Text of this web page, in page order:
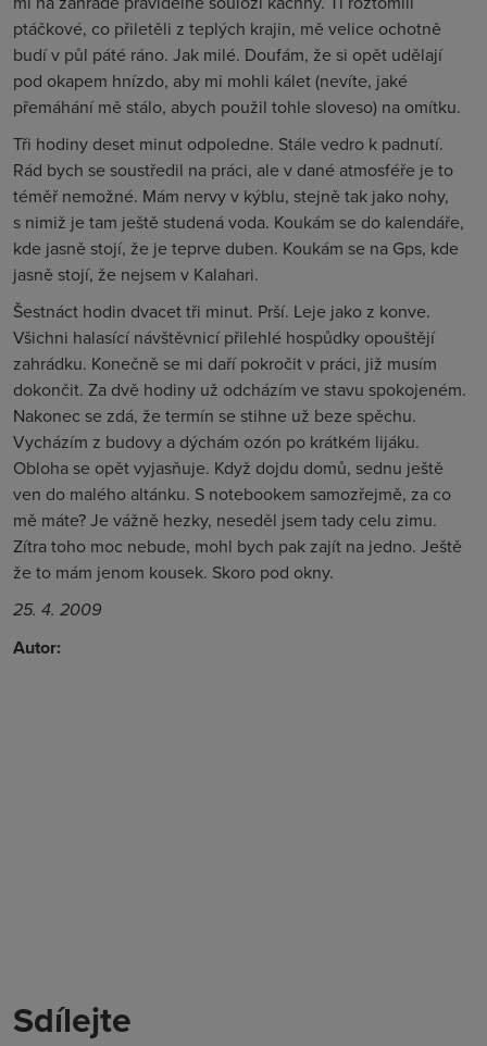
ptáčkové, co přiletěli z teplých krajin, mě velice ochotně
budí v půl páté ráno. Jak milé. Doufám, že si opět udělají
pod okapem hnízdo, aby mi mohli kálet (nevíte, jaké
přemáhání mě stálo, abych použil tohle sloveso) na omítku.
Tři hodiny deset minut odpoledne. Stále vedro k padnutí.
Rád bych se soustředil na práci, ale v dané atmosféře je to
téměř nemožné. Mám nervy v kýblu, stejně tak jako nohy,
s nimiž je tam ještě studená voda. Koukám se do kalendáře,
kde jasně stojí, že je teprve duben. Koukám se na Gps, kde
jasně stojí, že nejsem v Kalahari.
Šestnáct hodin dvacet tři minut. Prší. Leje jako z konve.
Všichni halasící návštěvnicí přilehlé hospůdky opouštějí
zahrádku. Konečně se mi daří pokročit v práci, již musím
dokončit. Za dvě hodiny už odcházím ve stavu spokojeném.
Nakonec se zdá, že termín se stihne už beze spěchu.
Vycházím z budovy a dýchám ozón po krátkém lijáku.
Obloha se opět vyjasňuje. Když dojdu domů, sednu ještě
ven do malého altánku. S notebookem samozřejmě, za co
mě máte? Je vážně hezky, neseděl jsem tady celu zimu.
Zítra toho moc nebude, mohl bych pak zajít na jedno. Ještě
že to mám jenom kousek. Skoro pod okny.
25. 4. 2009
Autor:
Sdílejte